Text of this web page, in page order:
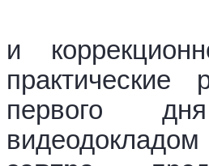
и
практические
первого